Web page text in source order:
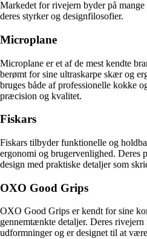
Markedet for rivejern byder på
deres styrker og designfilosofier.
Microplane
Microplane er et af de mest kendte
berømt for sine ultraskarpe skær og
bruges både af professionelle kokke
præcision og kvalitet.
Fiskars
Fiskars tilbyder funktionelle og
ergonomi og brugervenlighed. Deres
design med praktiske detaljer som
OXO Good Grips
OXO Good Grips er kendt for sine
gennemtænkte detaljer. Deres
udformninger og er designet til at